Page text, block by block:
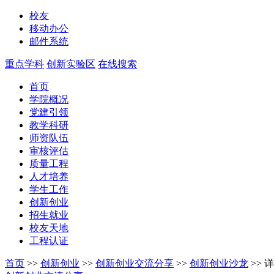
校友
移动办公
邮件系统
重点学科 创新实验区 在线搜索
首页
学院概况
党建引领
教学科研
师资队伍
审核评估
质量工程
人才培养
学生工作
创新创业
招生就业
校友天地
工程认证
首页 >> 创新创业 >> 创新创业交流分享 >> 创新创业沙龙 >>